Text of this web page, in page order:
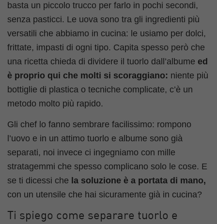
basta un piccolo trucco per farlo in pochi secondi,
senza pasticci. Le uova sono tra gli ingredienti più
versatili che abbiamo in cucina: le usiamo per dolci,
frittate, impasti di ogni tipo. Capita spesso però che
una ricetta chieda di dividere il tuorlo dall’albume ed
è proprio qui che molti si scoraggiano: niente più
bottiglie di plastica o tecniche complicate, c’è un
metodo molto più rapido.
Gli chef lo fanno sembrare facilissimo: rompono
l’uovo e in un attimo tuorlo e albume sono già
separati, noi invece ci ingegniamo con mille
stratagemmi che spesso complicano solo le cose. E
se ti dicessi che la soluzione è a portata di mano,
con un utensile che hai sicuramente già in cucina?
Ti spiego come separare tuorlo e